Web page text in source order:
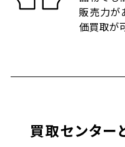
販売力が
価買取が
買取センター